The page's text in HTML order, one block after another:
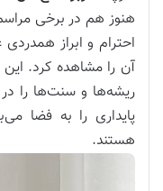
هنوز هم در برخی
احترام و ابراز
آن را مشاهده کرد. این
ریشه‌ها و سنت‌ها را
پایداری را به فضا
هستند.